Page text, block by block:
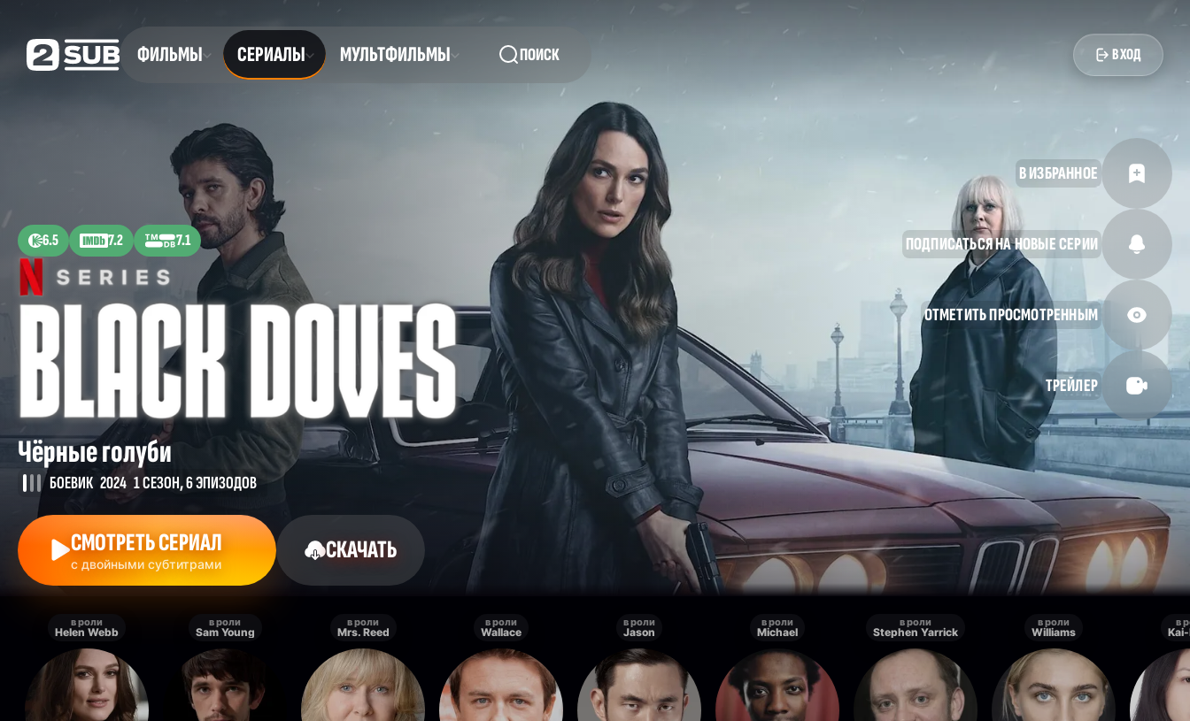
ФИЛЬМЫ СЕРИАЛЫ МУЛЬТФИЛЬМЫ ПОИСК ВХОД
6.5 7.2 7.1
Чёрные голуби
БОЕВИК 2024 1 СЕЗОН, 6 ЭПИЗОДОВ
СМОТРЕТЬ СЕРИАЛ
с двойными субтитрами СКАЧАТЬ
В ИЗБРАННОЕ
ПОДПИСАТЬСЯ НА НОВЫЕ СЕРИИ
ОТМЕТИТЬ ПРОСМОТРЕННЫМ
ТРЕЙЛЕР
в роли
Helen Webb
в роли
Sam Young
в роли
Mrs. Reed
в роли
Wallace
в роли
Jason
в роли
Michael
в роли
Stephen Yarrick
в роли
Williams
в